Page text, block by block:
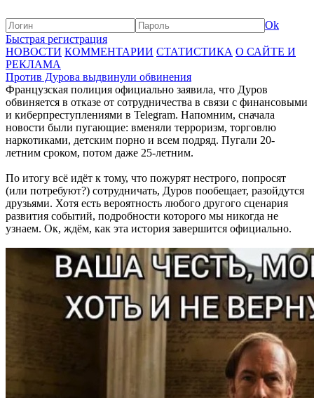
Ok
Быстрая регистрация
НОВОСТИ КОММЕНТАРИИ СТАТИСТИКА О САЙТЕ И
РЕКЛАМА
Против Дурова выдвинули обвинения
Французская полиция официально заявила, что Дуров
обвиняется в отказе от сотрудничества в связи с финансовыми
и киберпреступлениями в Telegram. Напомним, сначала
новости были пугающие: вменяли терроризм, торговлю
наркотиками, детским порно и всем подряд. Пугали 20-
летним сроком, потом даже 25-летним.
По итогу всё идёт к тому, что пожурят нестрого, попросят
(или потребуют?) сотрудничать, Дуров пообещает, разойдутся
друзьями. Хотя есть вероятность любого другого сценария
развития событий, подробности которого мы никогда не
узнаем. Ок, ждём, как эта история завершится официально.